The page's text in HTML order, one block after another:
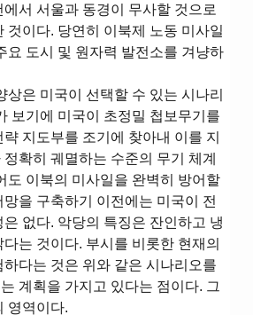
서 서울과 동경이 무사할 것으로
것이다. 당연히 이북제 노동 미사일
요 도시 및 원자력 발전소를 겨냥하
상은 미국이 선택할 수 있는 시나리
보기에 미국이 초정밀 첩보무기를
지도부를 조기에 찾아내 이를 지
확히 궤멸하는 수준의 무기 체계
도 이북의 미사일을 완벽히 방어할
을 구축하기 이전에는 미국이 전
없다. 악당의 특징은 잔인하고 냉
는 것이다. 부시를 비롯한 현재의
다는 것은 위와 같은 시나리오를
계획을 가지고 있다는 점이다. 그
영역이다.